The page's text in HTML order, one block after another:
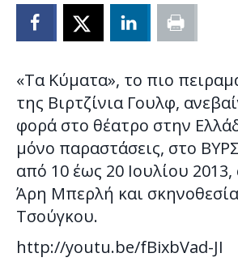
«Τα Κύματα», το πιο
της Βιρτζίνια Γουλφ,
φορά στο θέατρο στην
μόνο παραστάσεις, στο
από 10 έως 20 Ιουλίου
Άρη Μπερλή και σκηνοθεσία
Τσούγκου.
http://youtu.be/fBixbVad-JI